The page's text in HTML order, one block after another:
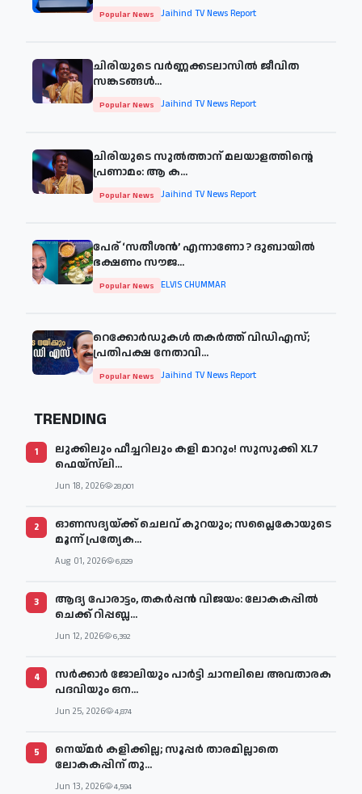
Popular News Jaihind TV News Report
ചിരിയുടെ വര്‍ണ്ണക്കടലാസില്‍ ജീവിത
സങ്കടങ്ങള്‍...
Popular News Jaihind TV News Report
ചിരിയുടെ സുൽത്താന് മലയാളത്തിന്റെ
പ്രണാമം: ആ ക...
Popular News Jaihind TV News Report
പേര് ‘സതീശന്‍’ എന്നാണോ ? ദുബായില്‍
ഭക്ഷണം സൗജ...
Popular News ELVIS CHUMMAR
റെക്കോർഡുകൾ തകർത്ത് വിഡിഎസ്;
പ്രതിപക്ഷ നേതാവി...
Popular News Jaihind TV News Report
TRENDING
1
ലുക്കിലും ഫീച്ചറിലും കളി മാറും! സുസുക്കി XL7
ഫെയ്‌സ്‌ലി...
Jun 18, 2026 28,001
2
ഓണസദ്യയ്ക്ക് ചെലവ് കുറയും; സപ്ലൈകോയുടെ
മൂന്ന് പ്രത്യേക...
Aug 01, 2026 6,829
3
ആദ്യ പോരാട്ടം, തകർപ്പൻ വിജയം: ലോകകപ്പിൽ
ചെക്ക് റിപ്പബ്ല...
Jun 12, 2026 6,392
4
സര്‍ക്കാര്‍ ജോലിയും പാര്‍ട്ടി ചാനലിലെ അവതാരക
പദവിയും ഒന...
Jun 25, 2026 4,874
5
നെയ്മര്‍ കളിക്കില്ല; സൂപ്പര്‍ താരമില്ലാതെ
ലോകകപ്പിന് തു...
Jun 13, 2026 4,594